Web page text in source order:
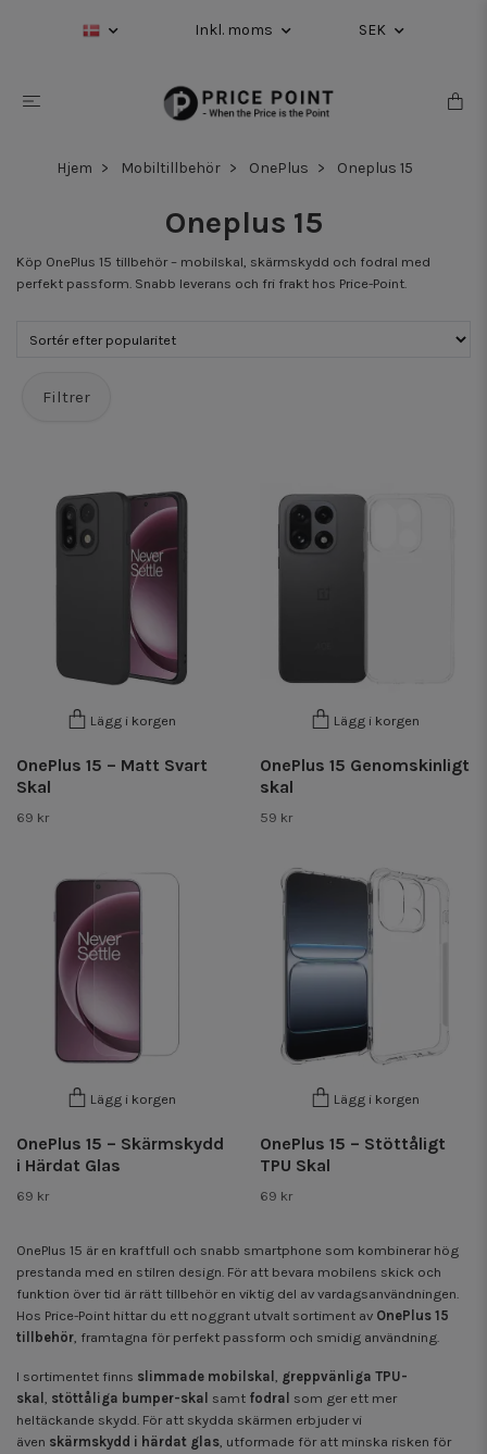
Inkl. moms SEK
Hjem Mobiltillbehör OnePlus Oneplus 15
Oneplus 15
Köp OnePlus 15 tillbehör – mobilskal, skärmskydd och fodral med
perfekt passform. Snabb leverans och fri frakt hos Price-Point.
Filtrer
Lägg i korgen
OnePlus 15 – Matt Svart
Skal
69 kr
Lägg i korgen
OnePlus 15 Genomskinligt
skal
59 kr
Lägg i korgen
OnePlus 15 – Skärmskydd
i Härdat Glas
69 kr
Lägg i korgen
OnePlus 15 – Stöttåligt
TPU Skal
69 kr
OnePlus 15 är en kraftfull och snabb smartphone som kombinerar hög
prestanda med en stilren design. För att bevara mobilens skick och
funktion över tid är rätt tillbehör en viktig del av vardagsanvändningen.
Hos Price-Point hittar du ett noggrant utvalt sortiment av OnePlus 15
tillbehör, framtagna för perfekt passform och smidig användning.
I sortimentet finns slimmade mobilskal , greppvänliga TPU-
skal , stöttåliga bumper-skal samt fodral som ger ett mer
heltäckande skydd. För att skydda skärmen erbjuder vi
även skärmskydd i härdat glas, utformade för att minska risken för